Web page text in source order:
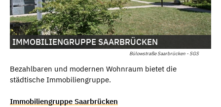
Bülowstraße Saarbrücken - SGS
IMMOBILIENGRUPPE SAARBRÜCKEN
Bezahlbaren und modernen Wohnraum bietet die
städtische Immobiliengruppe.
Immobiliengruppe Saarbrücken